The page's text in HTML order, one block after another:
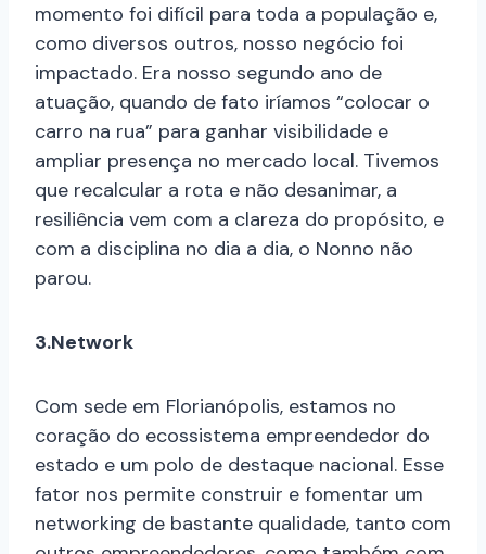
momento foi difícil para toda a população e,
como diversos outros, nosso negócio foi
impactado. Era nosso segundo ano de
atuação, quando de fato iríamos “colocar o
carro na rua” para ganhar visibilidade e
ampliar presença no mercado local. Tivemos
que recalcular a rota e não desanimar, a
resiliência vem com a clareza do propósito, e
com a disciplina no dia a dia, o Nonno não
parou.
3.Network
Com sede em Florianópolis, estamos no
coração do ecossistema empreendedor do
estado e um polo de destaque nacional. Esse
fator nos permite construir e fomentar um
networking de bastante qualidade, tanto com